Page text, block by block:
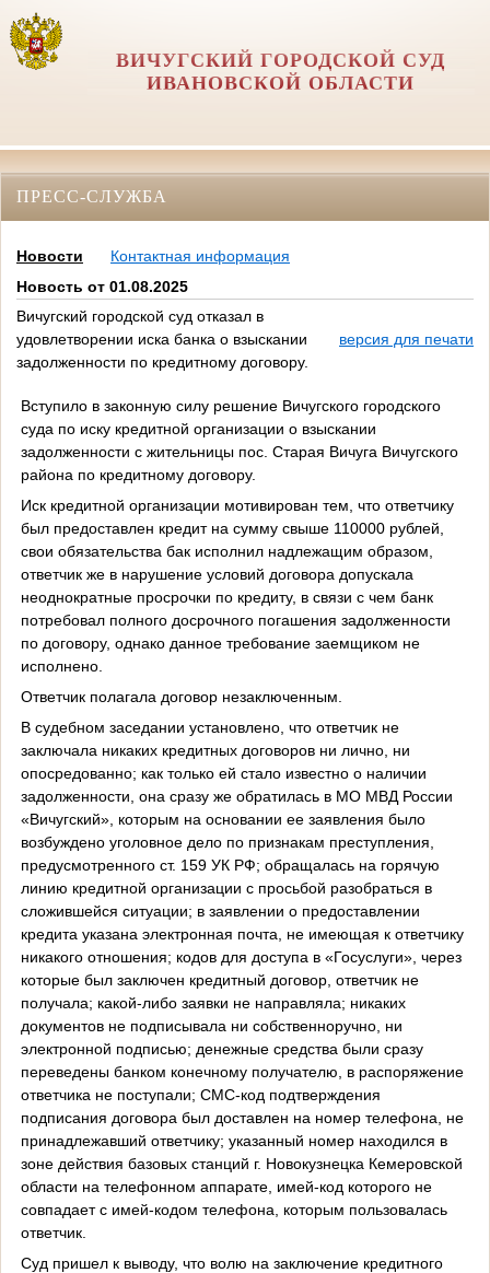
ВИЧУГСКИЙ ГОРОДСКОЙ СУД
ИВАНОВСКОЙ ОБЛАСТИ
ПРЕСС-СЛУЖБА
Новости
Контактная информация
Новость от 01.08.2025
Вичугский городской суд отказал в
удовлетворении иска банка о взыскании
задолженности по кредитному договору.
версия для печати
Вступило в законную силу решение Вичугского городского
суда по иску кредитной организации о взыскании
задолженности с жительницы пос. Старая Вичуга Вичугского
района по кредитному договору.
Иск кредитной организации мотивирован тем, что ответчику
был предоставлен кредит на сумму свыше 110000 рублей,
свои обязательства бак исполнил надлежащим образом,
ответчик же в нарушение условий договора допускала
неоднократные просрочки по кредиту, в связи с чем банк
потребовал полного досрочного погашения задолженности
по договору, однако данное требование заемщиком не
исполнено.
Ответчик полагала договор незаключенным.
В судебном заседании установлено, что ответчик не
заключала никаких кредитных договоров ни лично, ни
опосредованно; как только ей стало известно о наличии
задолженности, она сразу же обратилась в МО МВД России
«Вичугский», которым на основании ее заявления было
возбуждено уголовное дело по признакам преступления,
предусмотренного ст. 159 УК РФ; обращалась на горячую
линию кредитной организации с просьбой разобраться в
сложившейся ситуации; в заявлении о предоставлении
кредита указана электронная почта, не имеющая к ответчику
никакого отношения; кодов для доступа в «Госуслуги», через
которые был заключен кредитный договор, ответчик не
получала; какой-либо заявки не направляла; никаких
документов не подписывала ни собственноручно, ни
электронной подписью; денежные средства были сразу
переведены банком конечному получателю, в распоряжение
ответчика не поступали; СМС-код подтверждения
подписания договора был доставлен на номер телефона, не
принадлежавший ответчику; указанный номер находился в
зоне действия базовых станций г. Новокузнецка Кемеровской
области на телефонном аппарате, имей-код которого не
совпадает с имей-кодом телефона, которым пользовалась
ответчик.
Суд пришел к выводу, что волю на заключение кредитного